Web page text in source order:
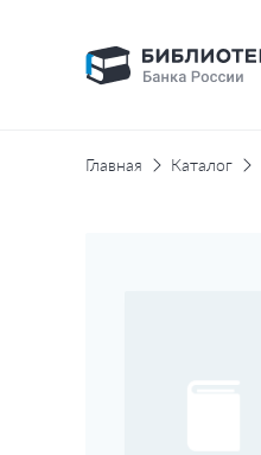
Главная Каталог